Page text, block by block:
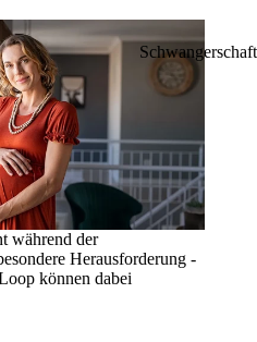
Schwangerschaft
während der
Herausforderung -
können dabei